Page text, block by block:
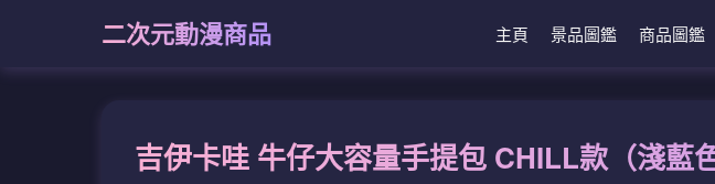
二次元動漫商品 主頁 景品圖鑑 商品圖鑑
吉伊卡哇 牛仔大容量手提包 CHILL款（淺藍